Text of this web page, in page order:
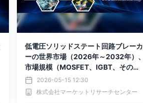
低電圧ソリッドステート回路ブレーカ
ーの世界市場（2026年～2032年）、
市場規模（MOSFET、IGBT、その
他）・分析レポートを発表
2026-05-15 12:30
株式会社マーケットリサーチセンター